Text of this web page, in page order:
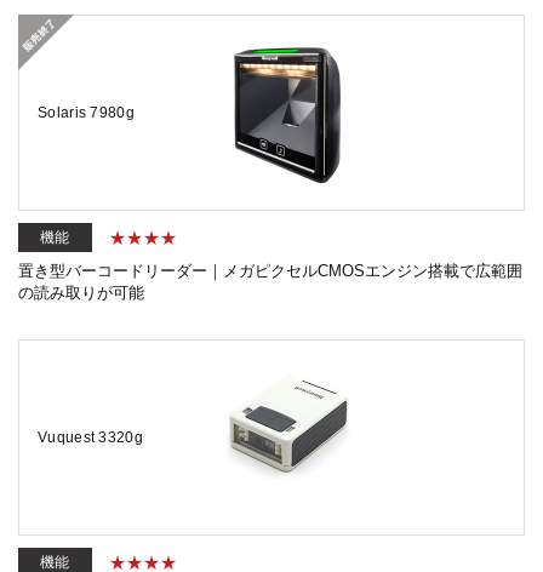
Solaris 7980g
機能
置き型バーコードリーダー｜メガピクセルCMOSエンジン搭載で広範囲
の読み取りが可能
Vuquest 3320g
機能